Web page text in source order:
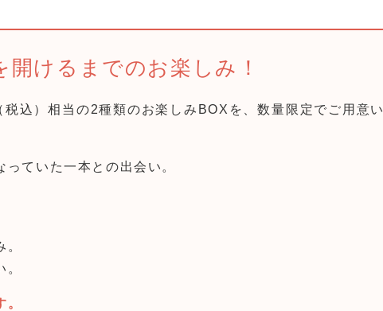
けるまでのお楽しみ！
込）相当の2種類のお楽しみBOXを、数量限定でご用意い
ていた一本との出会い。